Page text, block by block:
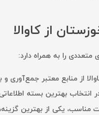
از کاوالا
متعددی را به همراه دارد:
از منابع معتبر جمع‌آوری
انتخاب بهترین بسته
مناسب، یکی از بهترین